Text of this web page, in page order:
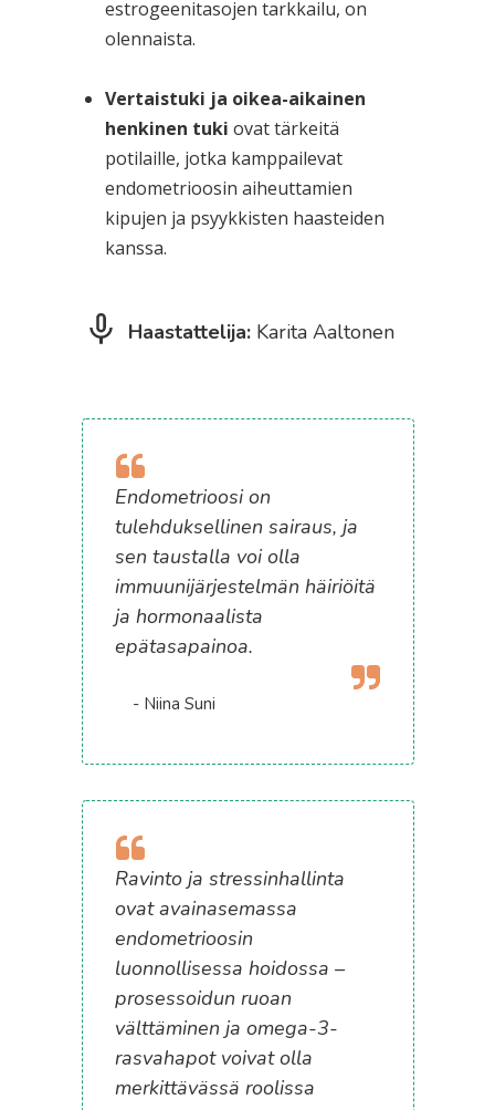
estrogeenitasojen tarkkailu, on
olennaista.
Vertaistuki ja oikea-aikainen
henkinen tuki ovat tärkeitä
potilaille, jotka kamppailevat
endometrioosin aiheuttamien
kipujen ja psyykkisten haasteiden
kanssa.
Haastattelija: Karita Aaltonen
Endometrioosi on
tulehduksellinen sairaus, ja
sen taustalla voi olla
immuunijärjestelmän häiriöitä
ja hormonaalista
epätasapainoa.
- Niina Suni
Ravinto ja stressinhallinta
ovat avainasemassa
endometrioosin
luonnollisessa hoidossa –
prosessoidun ruoan
välttäminen ja omega-3-
rasvahapot voivat olla
merkittävässä roolissa